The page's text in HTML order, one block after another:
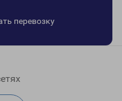
перевозку